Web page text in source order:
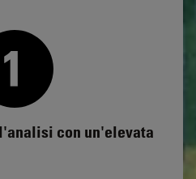
con un'elevata